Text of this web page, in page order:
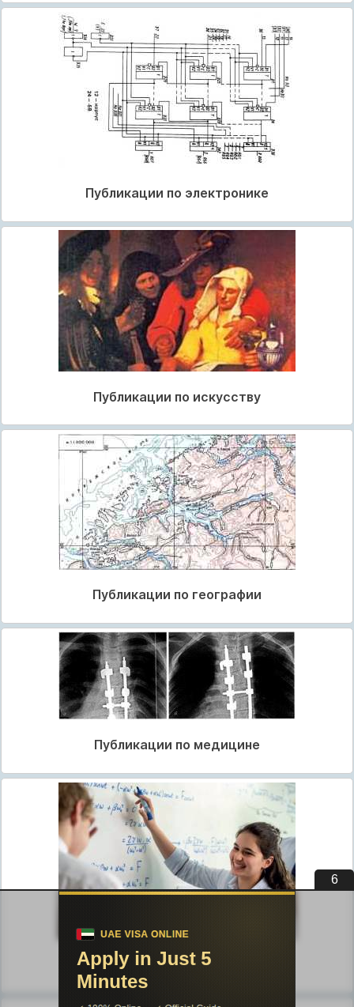
Публикации по электронике
Публикации по искусству
Публикации по географии
Публикации по медицине
Публикации по педагогике
5